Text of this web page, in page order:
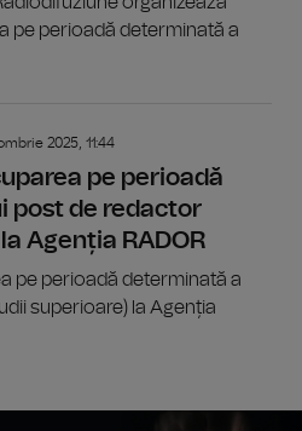
pe perioadă determinată a
2025, 11:44
pe perioadă
post de redactor
Agenția RADOR
pe perioadă determinată a
superioare) la Agenția